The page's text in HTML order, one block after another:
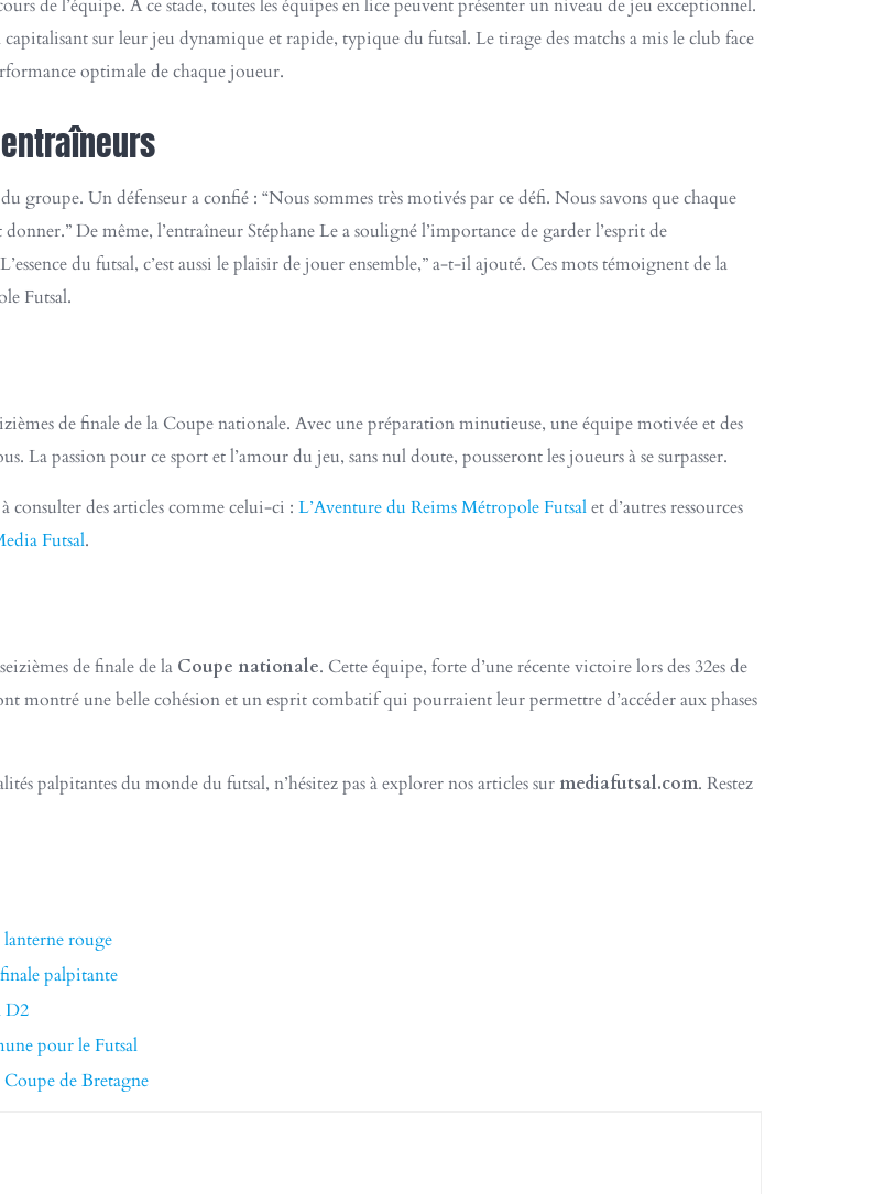
de l’équipe. À ce stade, toutes les équipes en lice peuvent présenter un niveau de jeu exceptionnel.
sur leur jeu dynamique et rapide, typique du futsal. Le tirage des matchs a mis le club face
optimale de chaque joueur.
groupe. Un défenseur a confié : “Nous sommes très motivés par ce défi. Nous savons que chaque
De même, l’entraîneur Stéphane Le a souligné l’importance de garder l’esprit de
du futsal, c’est aussi le plaisir de jouer ensemble,” a-t-il ajouté. Ces mots témoignent de la
Futsal.
de finale de la Coupe nationale. Avec une préparation minutieuse, une équipe motivée et des
La passion pour ce sport et l’amour du jeu, sans nul doute, pousseront les joueurs à se surpasser.
consulter des articles comme celui-ci : L’Aventure du Reims Métropole Futsalet d’autres ressources
Futsal.
de finale de la Coupe nationale. Cette équipe, forte d’une récente victoire lors des 32es de
montré une belle cohésion et un esprit combatif qui pourraient leur permettre d’accéder aux phases
palpitantes du monde du futsal, n’hésitez pas à explorer nos articles sur mediafutsal.com. Restez
rouge
palpitante
D2
pour le Futsal
Coupe de Bretagne